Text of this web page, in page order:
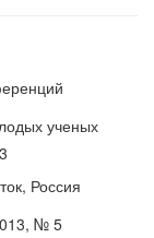
ученых
Россия
№ 5